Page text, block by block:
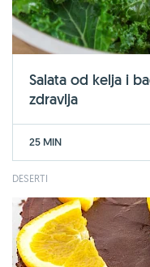
Salata od kelja i
zdravlja
25 MIN
DESERTI